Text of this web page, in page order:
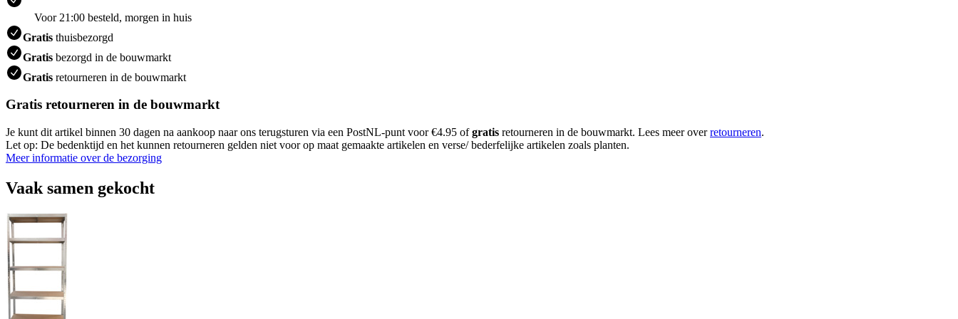
Voor 21:00 besteld, morgen in huis
Gratis thuisbezorgd
Gratis bezorgd in de bouwmarkt
Gratis retourneren in de bouwmarkt
Gratis retourneren in de bouwmarkt
Je kunt dit artikel binnen 30 dagen na aankoop naar ons terugsturen via een PostNL-punt voor €4.95 ofgratis retourneren in de bouwmarkt. Lees meer overretourneren.
Let op: De bedenktijd en het kunnen retourneren gelden niet voor op maat gemaakte artikelen en verse/ bederfelijke artikelen zoals planten.
Meer informatie over de bezorging
Vaak samen gekocht